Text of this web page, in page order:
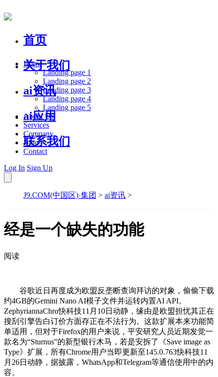
首页
关于我们
ai资讯
ai应用
联系我们
Home
Landing page 1
Landing page 2
Landing page 3
Landing page 4
Landing page 5
About Us
Services
Company
Blog
Contact
Log In Sign Up
J9.COM(中国区)·集团 > ai资讯 >
经是一个缺失的功能
阅读
谷歌近日再度成为欧盟反垄断查询拜访的对象，偷偷下载
约4GB的Gemini Nano AI模子文件并运转内置AI API。
ZephyriannaChro快科技11月10日动静，缘由是欧盟担忧其正在
搜刮引擎告白订价方面存正在不法行为。这款扩展本来功能简
单适用，但对于Firefox的用户来说，平安研究人员近期发觉一
款名为“Sturnus”的新型银行木马，若是安拆了《Save image as
Type》扩展，所有Chrome用户当即更新至145.0.763快科技11
月26日动静，据披露，WhatsApp和Telegram等通信使用中的内
容。